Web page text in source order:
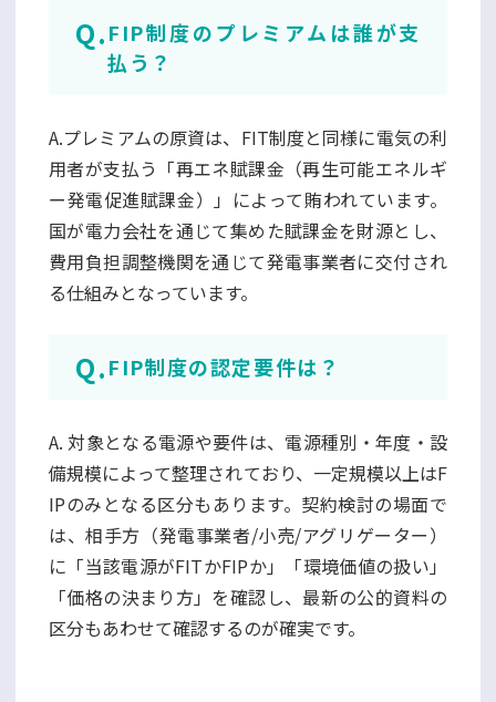
FIP制度のプレミアムは誰が支
払う？
A.プレミアムの原資は、FIT制度と同様に電気の利
用者が支払う「再エネ賦課金（再生可能エネルギ
ー発電促進賦課金）」によって賄われています。
国が電力会社を通じて集めた賦課金を財源とし、
費用負担調整機関を通じて発電事業者に交付され
る仕組みとなっています。
FIP制度の認定要件は？
A. 対象となる電源や要件は、電源種別・年度・設
備規模によって整理されており、一定規模以上はF
IPのみとなる区分もあります。契約検討の場面で
は、相手方（発電事業者/小売/アグリゲーター）
に「当該電源がFITかFIPか」「環境価値の扱い」
「価格の決まり方」を確認し、最新の公的資料の
区分もあわせて確認するのが確実です。